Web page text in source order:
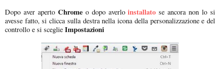
Dopo aver aperto Chrome o dopo averlo installato se ancora non lo si
avesse fatto, si clicca sulla destra nella icona della personalizzazione e del
controllo e si sceglie Impostazioni